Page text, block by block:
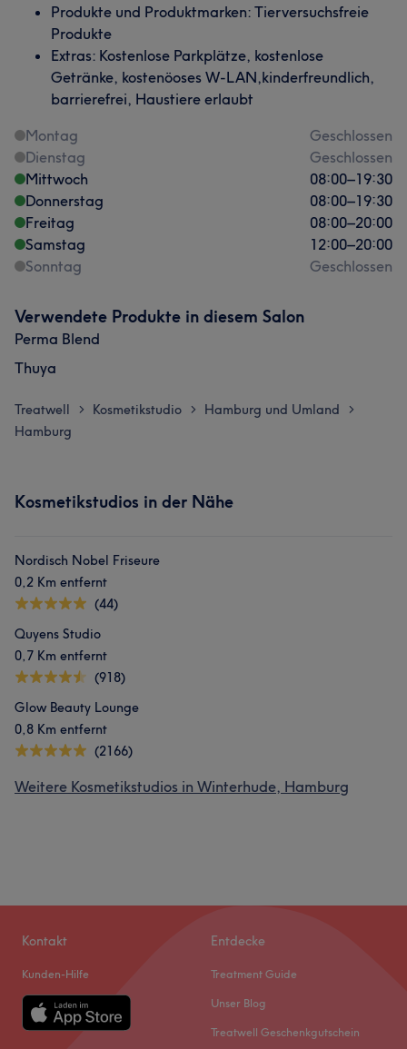
Produkte und Produktmarken: Tierversuchsfreie
Produkte
Extras: Kostenlose Parkplätze, kostenlose
Getränke, kostenöoses W-LAN,kinderfreundlich,
barrierefrei, Haustiere erlaubt
Montag
Geschlossen
Dienstag
Geschlossen
Mittwoch
08:00–19:30
Donnerstag
08:00–19:30
Freitag
08:00–20:00
Samstag
12:00–20:00
Sonntag
Geschlossen
Verwendete Produkte in diesem Salon
Perma Blend
Thuya
Treatwell > Kosmetikstudio > Hamburg und Umland >
Hamburg
Kosmetikstudios in der Nähe
Nordisch Nobel Friseure
0,2 Km entfernt
(44)
Quyens Studio
0,7 Km entfernt
(918)
Glow Beauty Lounge
0,8 Km entfernt
(2166)
Weitere Kosmetikstudios in Winterhude, Hamburg
Kontakt
Kunden-Hilfe
Entdecke
Treatment Guide
Unser Blog
Treatwell Geschenkgutschein